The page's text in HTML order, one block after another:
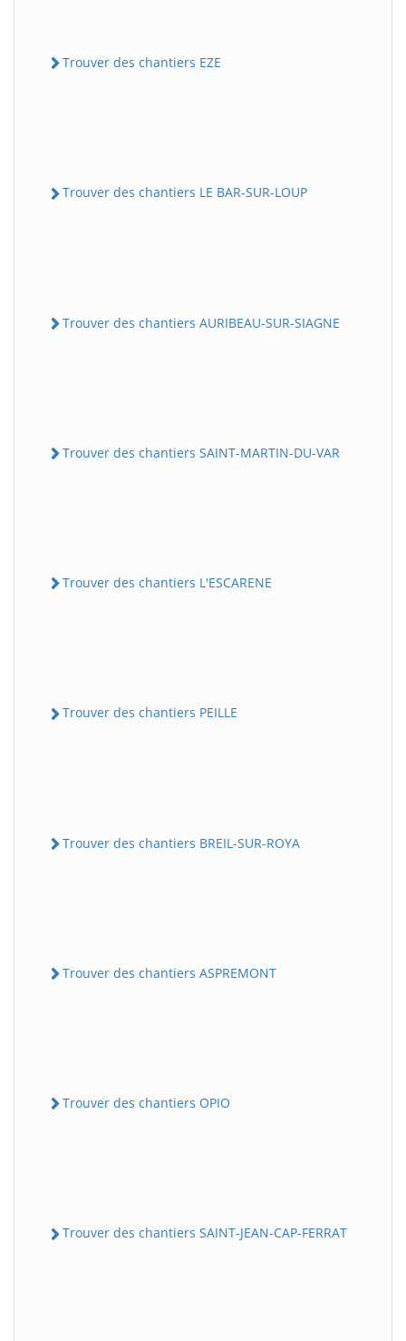
Trouver des chantiers EZE
Trouver des chantiers LE BAR-SUR-LOUP
Trouver des chantiers AURIBEAU-SUR-SIAGNE
Trouver des chantiers SAINT-MARTIN-DU-VAR
Trouver des chantiers L'ESCARENE
Trouver des chantiers PEILLE
Trouver des chantiers BREIL-SUR-ROYA
Trouver des chantiers ASPREMONT
Trouver des chantiers OPIO
Trouver des chantiers SAINT-JEAN-CAP-FERRAT